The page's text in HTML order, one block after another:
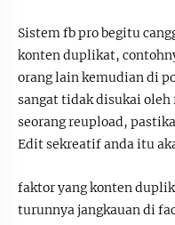
Sistem fb pro begitu
konten duplikat,
orang lain kemudian di
sangat tidak disukai oleh
seorang reupload,
Edit sekreatif anda itu
faktor yang konten
turunnya jangkauan di